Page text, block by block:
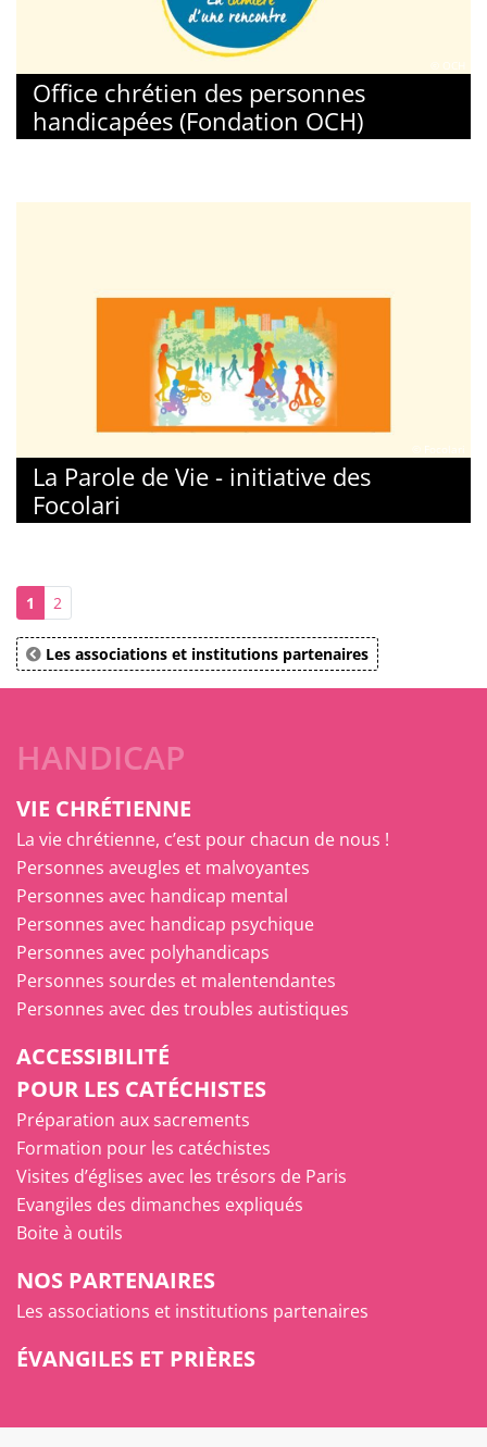
© OCH
Office chrétien des personnes
handicapées (Fondation OCH)
© Focolari
La Parole de Vie - initiative des
Focolari
1 2
Les associations et institutions partenaires
HANDICAP
VIE CHRÉTIENNE
La vie chrétienne, c’est pour chacun de nous !
Personnes aveugles et malvoyantes
Personnes avec handicap mental
Personnes avec handicap psychique
Personnes avec polyhandicaps
Personnes sourdes et malentendantes
Personnes avec des troubles autistiques
ACCESSIBILITÉ
POUR LES CATÉCHISTES
Préparation aux sacrements
Formation pour les catéchistes
Visites d’églises avec les trésors de Paris
Evangiles des dimanches expliqués
Boite à outils
NOS PARTENAIRES
Les associations et institutions partenaires
ÉVANGILES ET PRIÈRES